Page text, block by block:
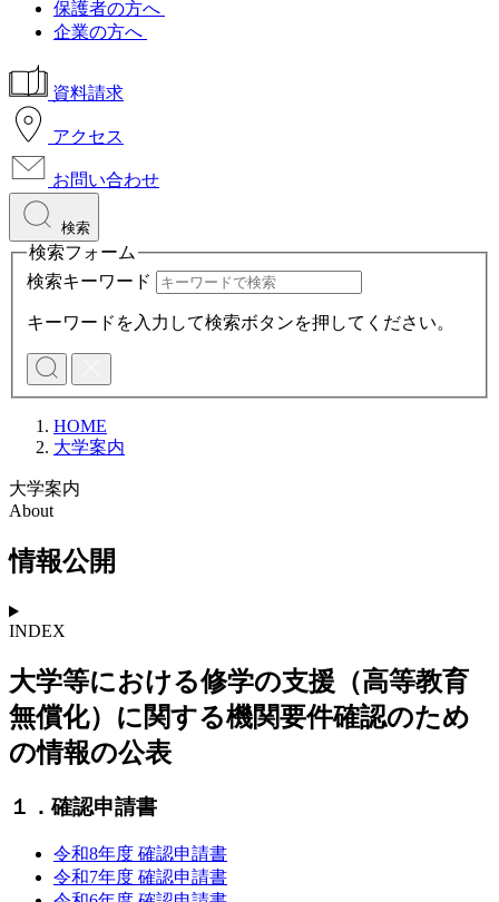
保護者の方へ
企業の方へ
資料請求
アクセス
お問い合わせ
検索
検索フォーム
検索キーワード
キーワードを入力して検索ボタンを押してください。
HOME
大学案内
大学案内
About
情報公開
INDEX
大学等における修学の支援（高等教育
無償化）に関する機関要件確認のため
の情報の公表
１．確認申請書
令和8年度 確認申請書
令和7年度 確認申請書